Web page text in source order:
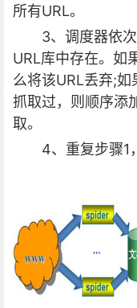
所有URL。
3、调度器依
URL库中存在。如
么将该URL丢弃;
抓取过，则顺序添
取。
4、重复步骤1